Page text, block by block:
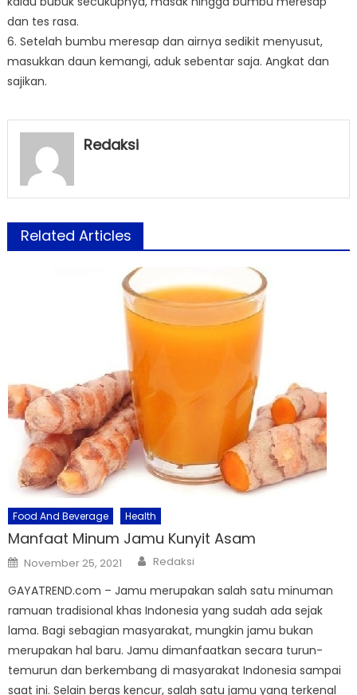
dan tes rasa.
6. Setelah bumbu meresap dan airnya sedikit menyusut,
masukkan daun kemangi, aduk sebentar saja. Angkat dan
sajikan.
Redaksi
Related Articles
Food And Beverage Health
Manfaat Minum Jamu Kunyit Asam
Posted
on
November 25, 2021 Author
Redaksi
GAYATREND.com – Jamu merupakan salah satu minuman
ramuan tradisional khas Indonesia yang sudah ada sejak
lama. Bagi sebagian masyarakat, mungkin jamu bukan
merupakan hal baru. Jamu dimanfaatkan secara turun-
temurun dan berkembang di masyarakat Indonesia sampai
saat ini. Selain beras kencur, salah satu jamu yang terkenal